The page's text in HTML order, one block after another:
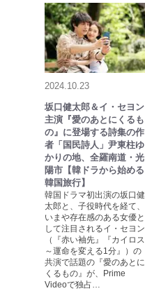
2024.10.23
坂口健太郎＆イ・セヨン
主演『愛のあとにくるも
の』に登場する詩集の作
者「国民詩人」尹東柱ゆ
かりの地、全羅南道・光
陽市【韓ドラから始める
韓国旅行】
韓国ドラマ初出演の坂口健
太郎と、子役時代を経て、
いまや存在感のある女優と
して注目されるイ・セヨン
（『赤い袖先』『カイロス
～運命を変える1分』）の
共演で話題の『愛のあとに
くるもの』が、Prime
Videoで独占…